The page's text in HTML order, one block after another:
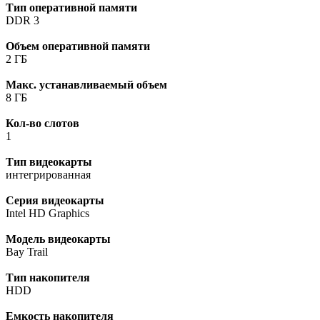
Тип оперативной памяти
DDR 3
Объем оперативной памяти
2 ГБ
Макс. устанавливаемый объем
8 ГБ
Кол-во слотов
1
Тип видеокарты
интегрированная
Серия видеокарты
Intel HD Graphics
Модель видеокарты
Bay Trail
Тип накопителя
HDD
Емкость накопителя